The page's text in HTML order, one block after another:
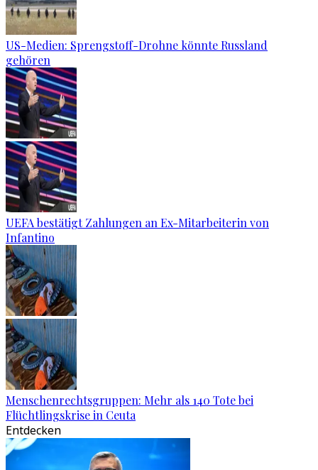
US-Medien: Sprengstoff-Drohne könnte Russland
gehören
UEFA bestätigt Zahlungen an Ex-Mitarbeiterin von
Infantino
Menschenrechtsgruppen: Mehr als 140 Tote bei
Flüchtlingskrise in Ceuta
Entdecken